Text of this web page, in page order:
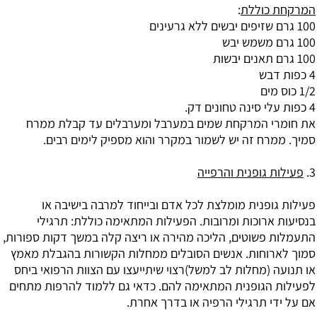
המרקחת כוללת:
100 גרם שזיפים יבשים ללא גרעינים
100 גרם משמש יבש
100 גרם תאנים יבשות
4 כפות דבש
1/2 כוס מים
4 כפות עלי סינה טחונים דק.
את חומרי המרקחת שמים במערבל ומערבלים עד קבלת ממרח
סמיך. ממרח זה יש לשמור במקרר והוא מספיק לימים רבים.
3. פעילות גופנית והרפייה
פעילות גופנית מומלצת לכל אדם ובייחוד למרבה בישיבה או
בנסיעות ארוכות ומרובות. הפעילות המתאימה כוללת: תרגילי
התעמלות פשוטים, הליכה מהירה או ריצה קלה במשך דקות ספורות,
סמוך לארוחות. אנשים הסובלים ממחלות הקשורות בהגבלת מאמץ
או תנועה (מחלות לב למשל)רצוי שיתייעצו עם הצוות הרפואי ביחס
לפעילות הגופנית המתאימה להם. כדאי גם ללמוד להרפות מתחים
אם על ידי תרגילי הרפיה או בדרך אחרת.